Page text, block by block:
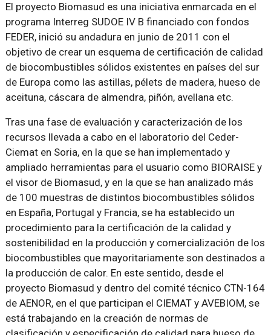
El proyecto Biomasud es una iniciativa enmarcada en el
programa Interreg SUDOE IV B financiado con fondos
FEDER, inició su andadura en junio de 2011 con el
objetivo de crear un esquema de certificación de calidad
de biocombustibles sólidos existentes en países del sur
de Europa como las astillas, pélets de madera, hueso de
aceituna, cáscara de almendra, piñón, avellana etc.
Tras una fase de evaluación y caracterización de los
recursos llevada a cabo en el laboratorio del Ceder-
Ciemat en Soria, en la que se han implementado y
ampliado herramientas para el usuario como BIORAISE y
el visor de Biomasud, y en la que se han analizado más
de 100 muestras de distintos biocombustibles sólidos
en España, Portugal y Francia, se ha establecido un
procedimiento para la certificación de la calidad y
sostenibilidad en la producción y comercialización de los
biocombustibles que mayoritariamente son destinados a
la producción de calor. En este sentido, desde el
proyecto Biomasud y dentro del comité técnico CTN-164
de AENOR, en el que participan el CIEMAT y AVEBIOM, se
está trabajando en la creación de normas de